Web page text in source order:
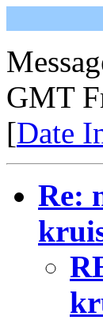
GMT
[Date
Re: